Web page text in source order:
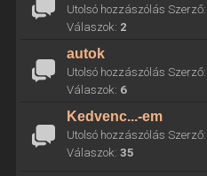
Utolsó hozzászólás Szerző:
Válaszok: 2
autok
Utolsó hozzászólás Szerző:
Válaszok: 6
Kedvenc...-em
Utolsó hozzászólás Szerző:
Válaszok: 35